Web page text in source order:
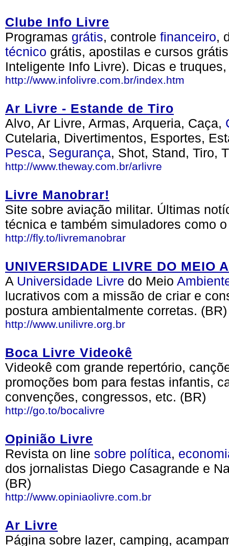
Clube Info Livre
Programas grátis, controle financeiro,
técnico grátis, apostilas e cursos
Inteligente Info Livre). Dicas e
http://www.infolivre.com.br/index.htm
Ar Livre - Estande de Tiro
Alvo, Ar Livre, Armas, Arqueria, Caça,
Cutelaria, Divertimentos, Esportes,
Pesca, Segurança, Shot, Stand, Tiro,
http://www.theway.com.br/arlivre
Livre Manobrar!
Site sobre aviação militar. Últimas
técnica e também simuladores como
http://fly.to/livremanobrar
UNIVERSIDADE LIVRE DO MEIO
A Universidade Livre do Meio
lucrativos com a missão de criar e
postura ambientalmente corretas. (BR)
http://www.unilivre.org.br
Boca Livre Videokê
Videokê com grande repertório,
promoções bom para festas infantis,
convenções, congressos, etc. (BR)
http://go.to/bocalivre
Opinião Livre
Revista on line sobre política,
dos jornalistas Diego Casagrande e
(BR)
http://www.opiniaolivre.com.br
Ar Livre
Página sobre lazer, camping,